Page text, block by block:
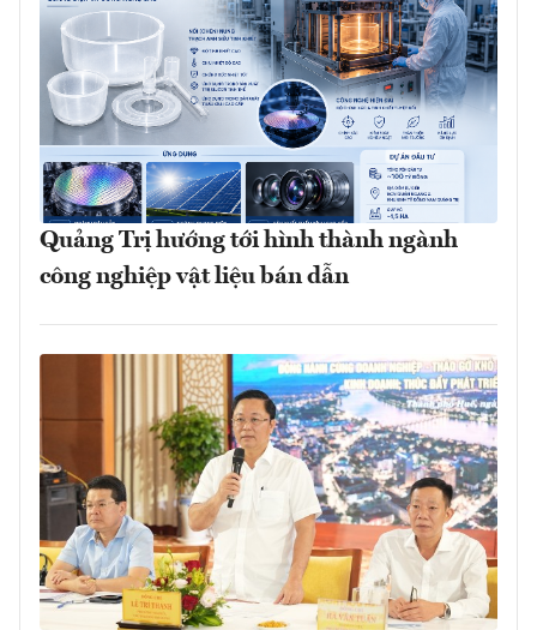
Quảng Trị hướng tới hình thành ngành
công nghiệp vật liệu bán dẫn